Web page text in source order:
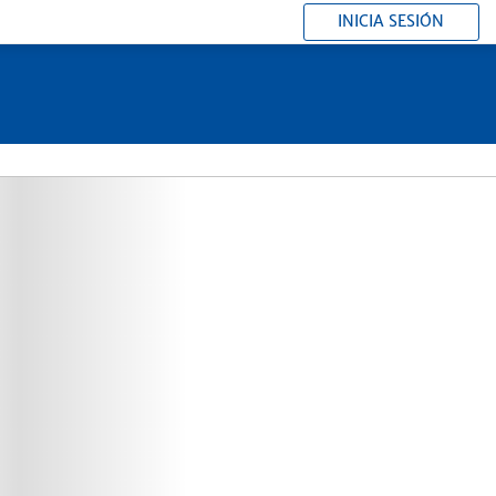
INICIA SESIÓN